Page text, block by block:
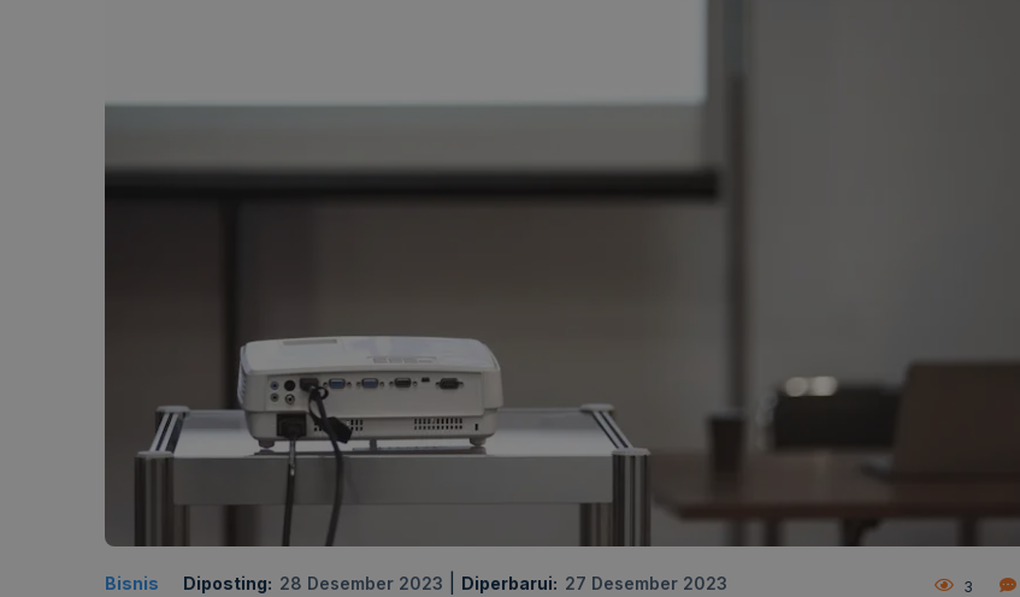
Bisnis Diposting: 28 Desember 2023 Diperbarui: 27 Desember 2023 3